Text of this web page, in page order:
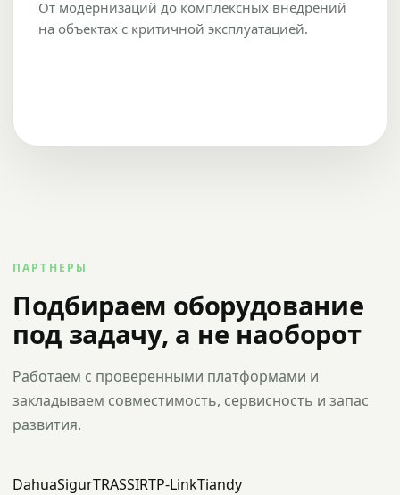
От модернизаций до комплексных внедрений
на объектах с критичной эксплуатацией.
ПАРТНЕРЫ
Подбираем оборудование
под задачу, а не наоборот
Работаем с проверенными платформами и
закладываем совместимость, сервисность и запас
развития.
DahuaSigurTRASSIRTP-LinkTiandy